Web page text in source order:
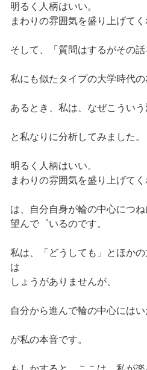
明るく人柄はいい。
まわりの雰囲気を盛り上げてく
そして、「質問はするがその話
私にも似たタイプの大学時代の
あるとき、私は、なぜこうい
と私なりに分析してみました。
明るく人柄はいい。
まわりの雰囲気を盛り上げてく
は、自分自身が輪の中心につ
望んで゜いるのです。
私は、「どうしても」とほか
は
しょうがありませんが、
自分から進んで輪の中心にはい
が私の本音です。